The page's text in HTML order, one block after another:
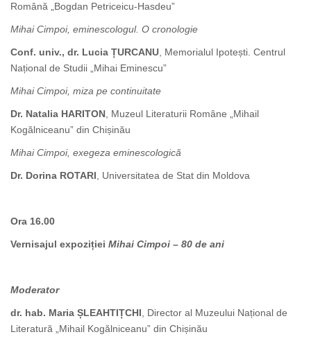
Română „Bogdan Petriceicu-Hasdeu”
Mihai Cimpoi, eminescologul. O cronologie
Conf. univ., dr. Lucia ȚURCANU , Memorialul Ipotești. Centrul
Național de Studii „Mihai Eminescu”
Mihai Cimpoi, miza pe continuitate
Dr. Natalia HARITON , Muzeul Literaturii Române „Mihail
Kogălniceanu” din Chișinău
Mihai Cimpoi, exegeza eminescologică
Dr. Dorina ROTARI , Universitatea de Stat din Moldova
Ora 16.00
Vernisajul expoziției Mihai Cimpoi – 80 de ani
Moderator
dr. hab. Maria ȘLEAHTIȚCHI , Director al Muzeului Național de
Literatură „Mihail Kogălniceanu” din Chișinău